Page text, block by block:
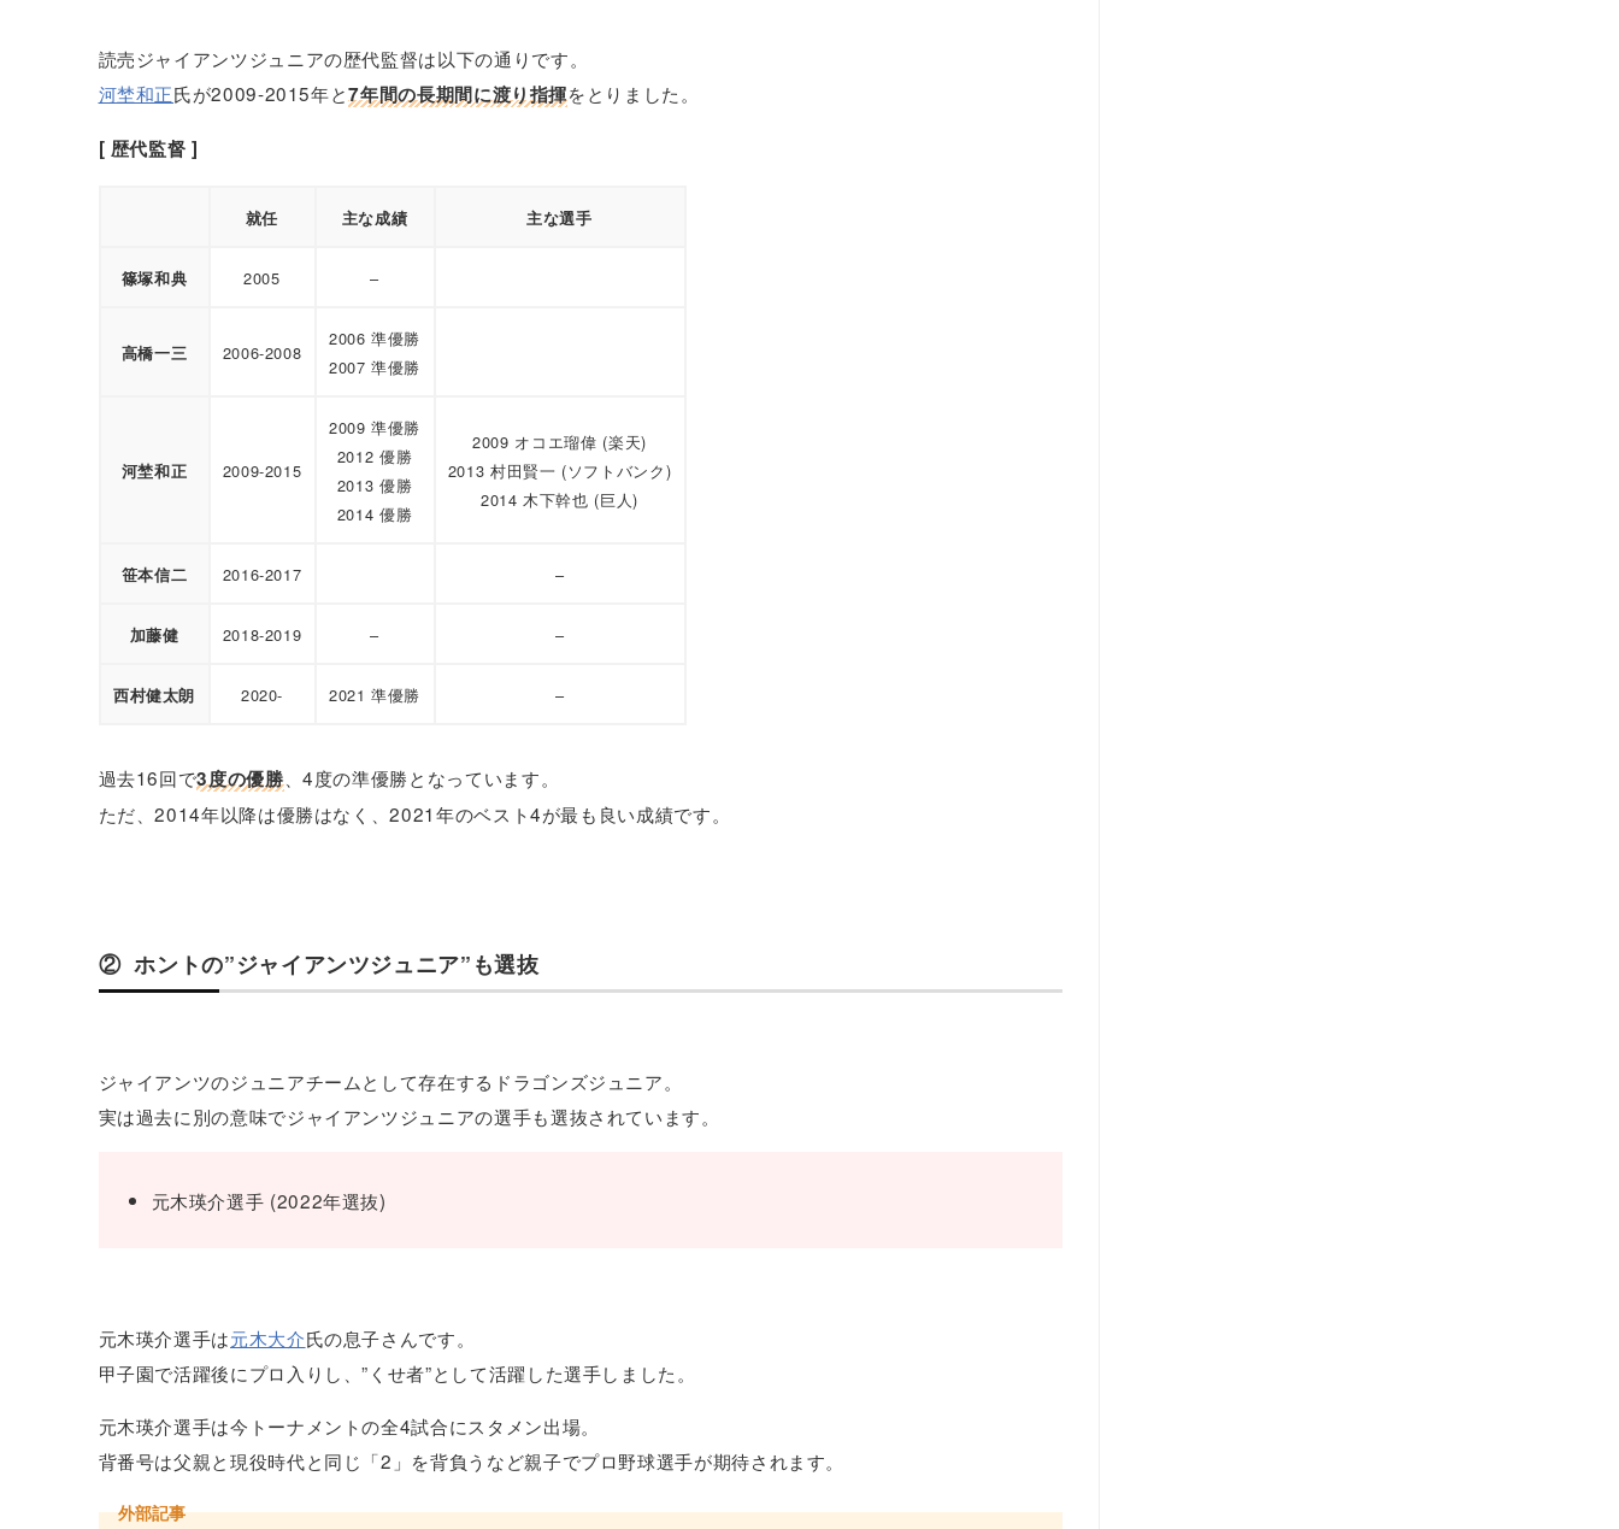
読売ジャイアンツジュニアの歴代監督は以下の通りです。
河埜和正氏が2009-2015年と7年間の長期間に渡り指揮をとりました。
[ 歴代監督 ]
就任 主な成績 主な選手
篠塚和典 2005 –
高橋一三 2006-2008
2006 準優勝
2007 準優勝
河埜和正 2009-2015
2009 準優勝
2012 優勝
2013 優勝
2014 優勝
2009 オコエ瑠偉 (楽天)
2013 村田賢一 (ソフトバンク)
2014 木下幹也 (巨人)
笹本信二 2016-2017 –
加藤健 2018-2019 – –
西村健太朗 2020- 2021 準優勝 –
過去16回で3度の優勝 、4度の準優勝となっています。
ただ、2014年以降は優勝はなく、2021年のベスト4が最も良い成績です。
② ホントの”ジャイアンツジュニア”も選抜
ジャイアンツのジュニアチームとして存在するドラゴンズジュニア。
実は過去に別の意味でジャイアンツジュニアの選手も選抜されています。
元木瑛介選手 (2022年選抜)
元木瑛介選手は元木大介氏の息子さんです。
甲子園で活躍後にプロ入りし、”くせ者”として活躍した選手しました。
元木瑛介選手は今トーナメントの全4試合にスタメン出場。
背番号は父親と現役時代と同じ「2」を背負うなど親子でプロ野球選手が期待されます。
外部記事